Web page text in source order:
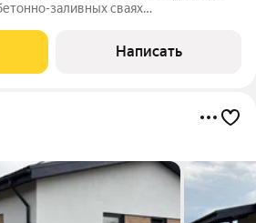
заливных сваях
35м. Каркас 100 мм., стены 100
Отопление
Написать